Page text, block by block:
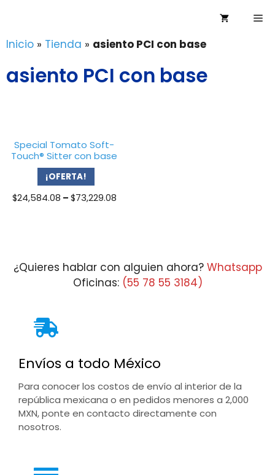
contenido
Inicio » Tienda » asiento PCI con base
asiento PCI con base
Special Tomato Soft-
Touch® Sitter con base
¡OFERTA!
$24,584.08 – $73,229.08Price
¿Quieres hablar con alguien ahora? Whatsapp
Oficinas: (55 78 55 3184)
Envíos a todo México
Para conocer los costos de envío al interior de la
república mexicana o en pedidos menores a 2,000
MXN, ponte en contacto directamente con
nosotros.